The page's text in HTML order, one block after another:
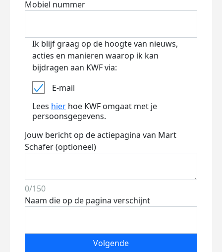
Mobiel nummer
Ik blijf graag op de hoogte van nieuws,
acties en manieren waarop ik kan
bijdragen aan KWF via:
E-mail
Lees hier hoe KWF omgaat met je
persoonsgegevens.
Jouw bericht op de actiepagina van Mart
Schafer (optioneel)
0/150
Naam die op de pagina verschijnt
Volgende